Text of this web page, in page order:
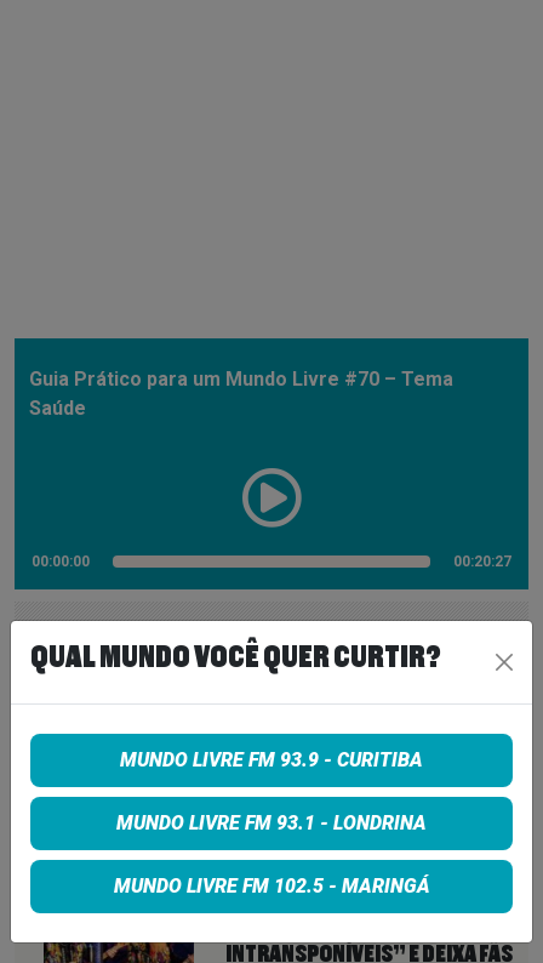
Guia Prático para um Mundo Livre #70 – Tema
Saúde
00:00:00 00:20:27
VEJA TAMBÉM
ROCK IN RIO 2026 ABRE NOVA
CHANCE PARA FÃS: INGRESSOS
VOLTAM À VENDA ATÉ PARA DIAS
ESGOTADOS
6 de agosto de 2026
ZZ TOP CANCELA SHOW APÓS
INTRANSPONÍVEIS” E DEIXA FÃS
QUAL MUNDO VOCÊ QUER CURTIR?
MUNDO LIVRE FM 93.9 - CURITIBA
MUNDO LIVRE FM 93.1 - LONDRINA
MUNDO LIVRE FM 102.5 - MARINGÁ